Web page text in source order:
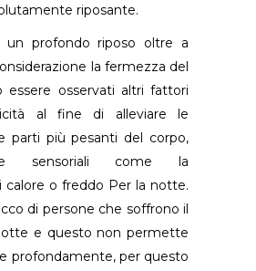
riposante.
un profondo riposo oltre a
la fermezza del
essere osservati altri fattori
al fine di alleviare le
parti più pesanti del corpo,
sensoriali come la
calore o freddo Per la notte.
di persone che soffrono il
e questo non permette
profondamente, per questo